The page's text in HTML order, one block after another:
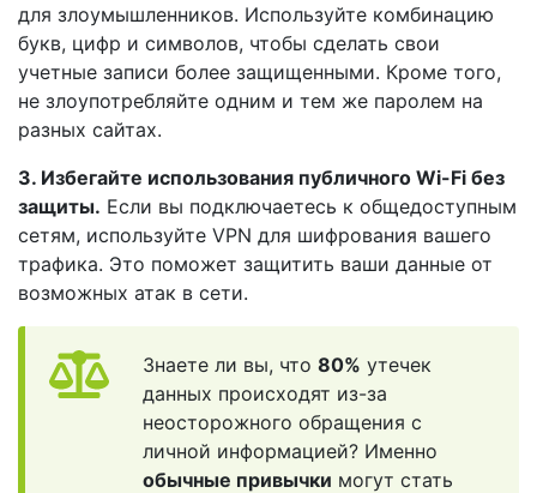
для злоумышленников. Используйте комбинацию
букв, цифр и символов, чтобы сделать свои
учетные записи более защищенными. Кроме того,
не злоупотребляйте одним и тем же паролем на
разных сайтах.
3. Избегайте использования публичного Wi-Fi без
защиты. Если вы подключаетесь к общедоступным
сетям, используйте VPN для шифрования вашего
трафика. Это поможет защитить ваши данные от
возможных атак в сети.
Знаете ли вы, что 80% утечек
данных происходят из-за
неосторожного обращения с
личной информацией? Именно
обычные привычки могут стать